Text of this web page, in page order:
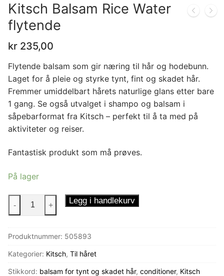
Kitsch Balsam Rice Water
flytende
kr 235,00
Flytende balsam som gir næring til hår og hodebunn.
Laget for å pleie og styrke tynt, fint og skadet hår.
Fremmer umiddelbart hårets naturlige glans etter bare
1 gang. Se også utvalget i shampo og balsam i
såpebarformat fra Kitsch – perfekt til å ta med på
aktiviteter og reiser.
Fantastisk produkt som må prøves.
På lager
Balsam
Water
flytende
- + Legg i handlekurv
Produktnummer: 505893
Kategorier: Kitsch, Til håret
Stikkord: balsam for tynt og skadet hår, conditioner, Kitsch